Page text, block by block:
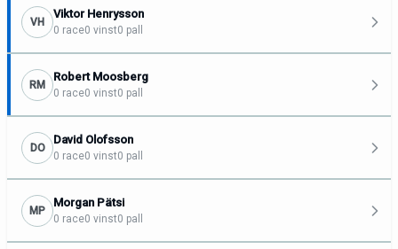
VH
Viktor Henrysson
0 race0 vinst0 pall
RM
Robert Moosberg
0 race0 vinst0 pall
DO
David Olofsson
0 race0 vinst0 pall
MP
Morgan Pätsi
0 race0 vinst0 pall